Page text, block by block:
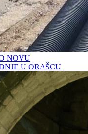
NOVU
U ORAŠCU